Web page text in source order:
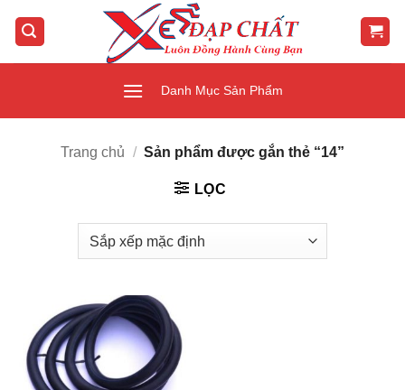
qua
Danh Mục Sản Phẩm
Trang chủ / Sản phẩm được gắn thẻ “14”
LỌC